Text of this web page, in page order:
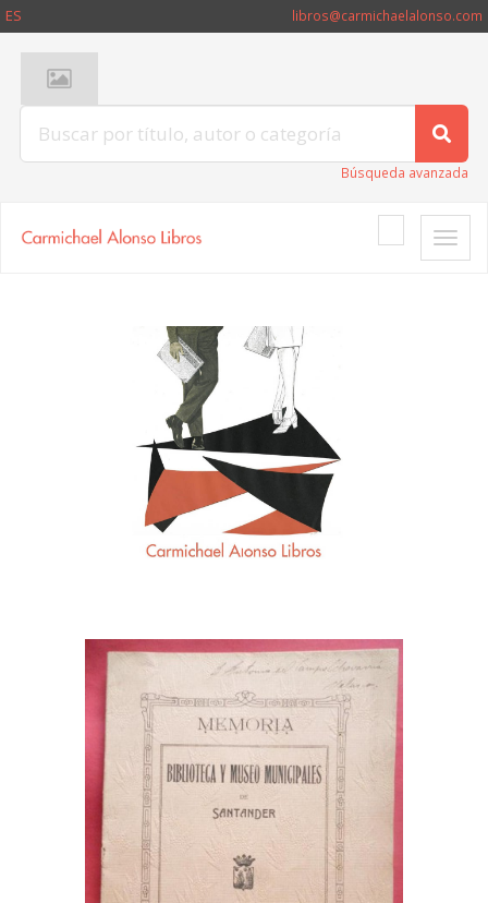
ES libros@carmichaelalonso.com
Búsqueda avanzada
Toggle